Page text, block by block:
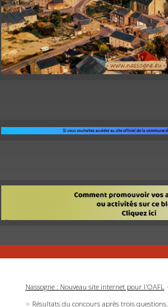
Nassogne : Nouveau site internet pour l'OAFL
Résultats du concours après trois questions.